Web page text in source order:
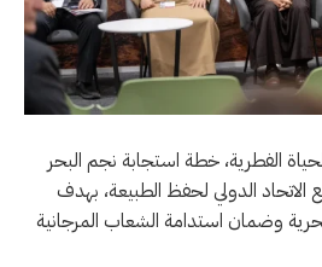
الفطرية، خطة استجابة نجم البحر
الاتحاد الدولي لحفظ الطبيعة، بهدف
وضمان استدامة الشعاب المرجانية